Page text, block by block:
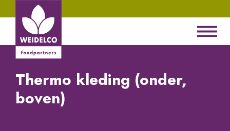
Thermo kleding (onder,
boven)